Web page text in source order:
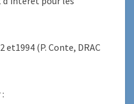
et1994 (P. Conte, DRAC